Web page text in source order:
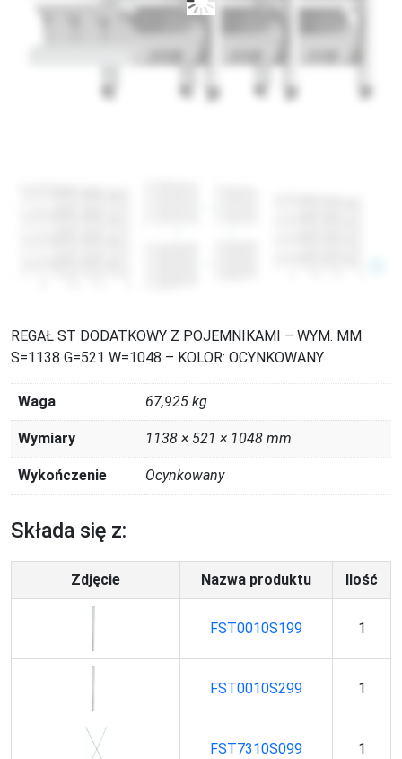
REGAŁ ST DODATKOWY Z POJEMNIKAMI – WYM. MM
S=1138 G=521 W=1048 – KOLOR: OCYNKOWANY
Waga 67,925 kg
Wymiary 1138 × 521 × 1048 mm
Wykończenie Ocynkowany
Składa się z:
Zdjęcie Nazwa produktu Ilość
FST0010S199 1
FST0010S299 1
FST7310S099 1